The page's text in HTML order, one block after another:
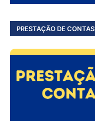
PRESTAÇÃO DE CONTAS